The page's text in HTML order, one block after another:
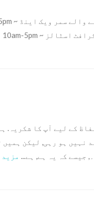
کے لیے آپ کا شکریہ.
اور عجائب گھر 25 سال. واٹر مل بند نہیں
جیسے کہ یہ ہے, ہے...